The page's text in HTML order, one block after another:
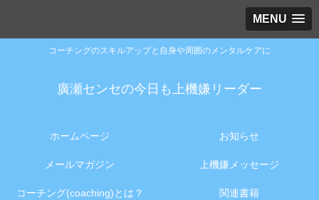
MENU
コーチングのスキルアップと自身や周囲のメンタルケアに
廣瀬センセの今日も上機嫌リーダー
ホームページ お知らせ
メールマガジン 上機嫌メッセージ
コーチング(coaching)とは？ 関連書籍